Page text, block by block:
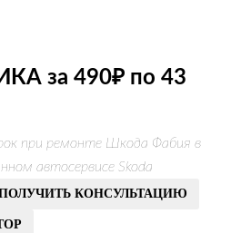
за 490₽ по 43
при ремонте Шкода Фабия в
автосервисе Skoda
КОНСУЛЬТАЦИЮ